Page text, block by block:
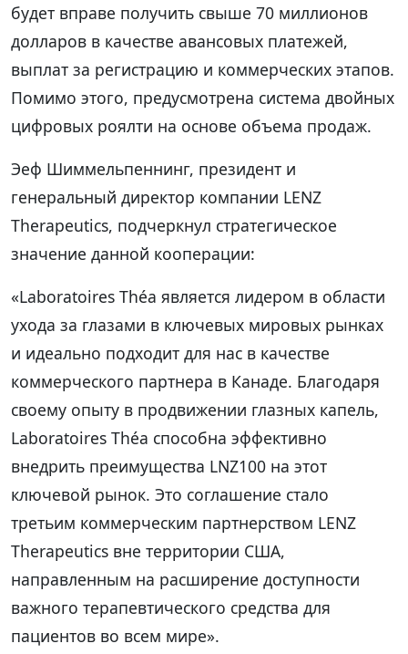
будет вправе получить свыше 70 миллионов
долларов в качестве авансовых платежей,
выплат за регистрацию и коммерческих этапов.
Помимо этого, предусмотрена система двойных
цифровых роялти на основе объема продаж.
Эеф Шиммельпеннинг, президент и
генеральный директор компании LENZ
Therapeutics, подчеркнул стратегическое
значение данной кооперации:
«Laboratoires Théa является лидером в области
ухода за глазами в ключевых мировых рынках
и идеально подходит для нас в качестве
коммерческого партнера в Канаде. Благодаря
своему опыту в продвижении глазных капель,
Laboratoires Théa способна эффективно
внедрить преимущества LNZ100 на этот
ключевой рынок. Это соглашение стало
третьим коммерческим партнерством LENZ
Therapeutics вне территории США,
направленным на расширение доступности
важного терапевтического средства для
пациентов во всем мире».